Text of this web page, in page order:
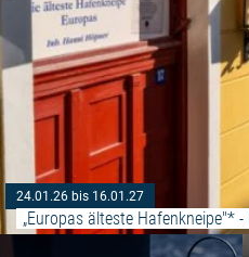
24.01.26 bis 16.01.27
„Europas älteste Hafenkneipe"*